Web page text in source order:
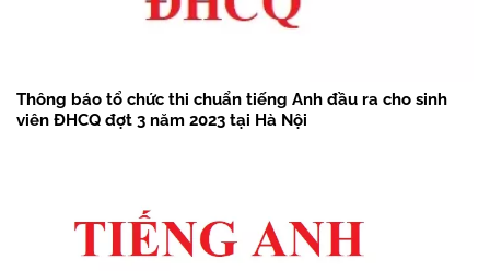
Thông báo tổ chức thi chuẩn tiếng Anh đầu ra cho sinh
viên ĐHCQ đợt 3 năm 2023 tại Hà Nội